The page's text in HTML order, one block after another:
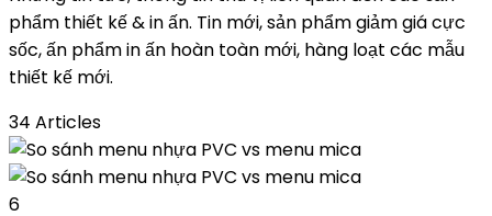
phẩm thiết kế & in ấn. Tin mới, sản phẩm giảm giá cực
sốc, ấn phẩm in ấn hoàn toàn mới, hàng loạt các mẫu
thiết kế mới.
34 Articles
6